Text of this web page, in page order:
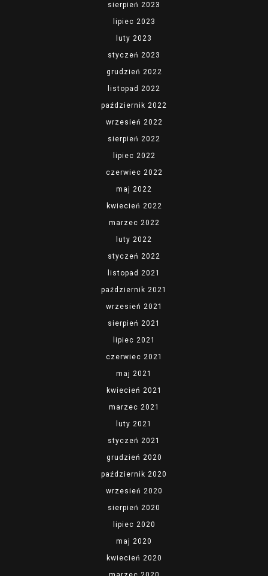
sierpień 2023
lipiec 2023
luty 2023
styczeń 2023
grudzień 2022
listopad 2022
październik 2022
wrzesień 2022
sierpień 2022
lipiec 2022
czerwiec 2022
maj 2022
kwiecień 2022
marzec 2022
luty 2022
styczeń 2022
listopad 2021
październik 2021
wrzesień 2021
sierpień 2021
lipiec 2021
czerwiec 2021
maj 2021
kwiecień 2021
marzec 2021
luty 2021
styczeń 2021
grudzień 2020
październik 2020
wrzesień 2020
sierpień 2020
lipiec 2020
maj 2020
kwiecień 2020